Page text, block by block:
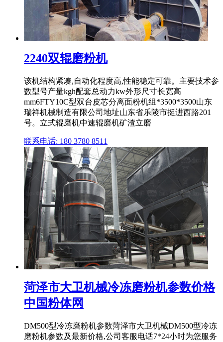
2240双辊磨粉机
该机结构紧凑,自动化程度高,性能稳定可靠。主要技术参
数型号产量kgh配套总动力kw外形尺寸长宽高
mm6FTY10C型双台皮芯分离面粉机组*3500*3500山东
瑞祥机械制造有限公司地址山东省乐陵市挺进西路201
号。立式辊磨机中速辊磨机矿渣立磨
联系电话: 180 3780 8511
菏泽市大卫机械冷冻磨粉机参数价格
中国粉体网
DM500型冷冻磨粉机参数菏泽市大卫机械DM500型冷冻
磨粉机参数及最新价格,公司客服电话7*24小时为您服务